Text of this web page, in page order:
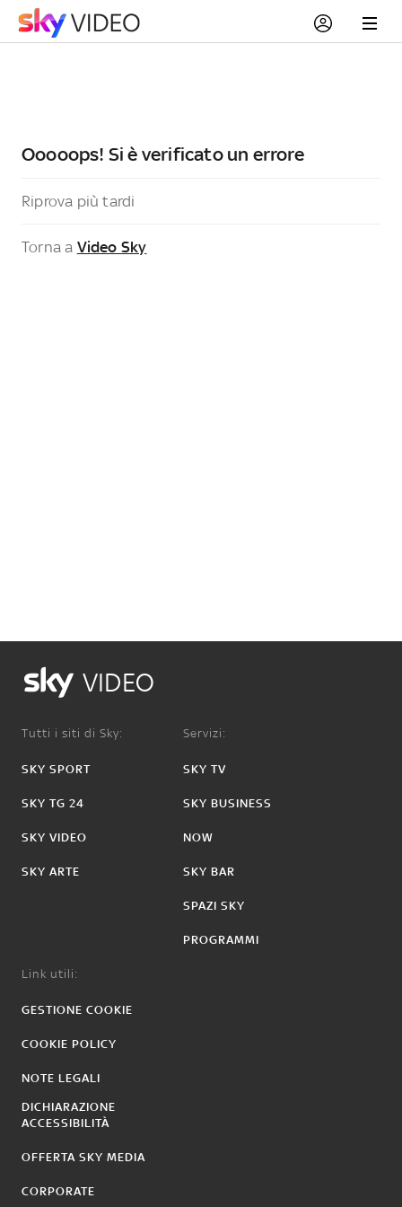
Ooooops! Si è verificato un errore
Riprova più tardi
Torna a Video Sky
VIDEO
Tutti i siti di Sky:
SKY SPORT
SKY TG 24
SKY VIDEO
SKY ARTE
Servizi:
SKY TV
SKY BUSINESS
NOW
SKY BAR
SPAZI SKY
PROGRAMMI
Link utili:
GESTIONE COOKIE
COOKIE POLICY
NOTE LEGALI
DICHIARAZIONE
ACCESSIBILITÀ
OFFERTA SKY MEDIA
CORPORATE